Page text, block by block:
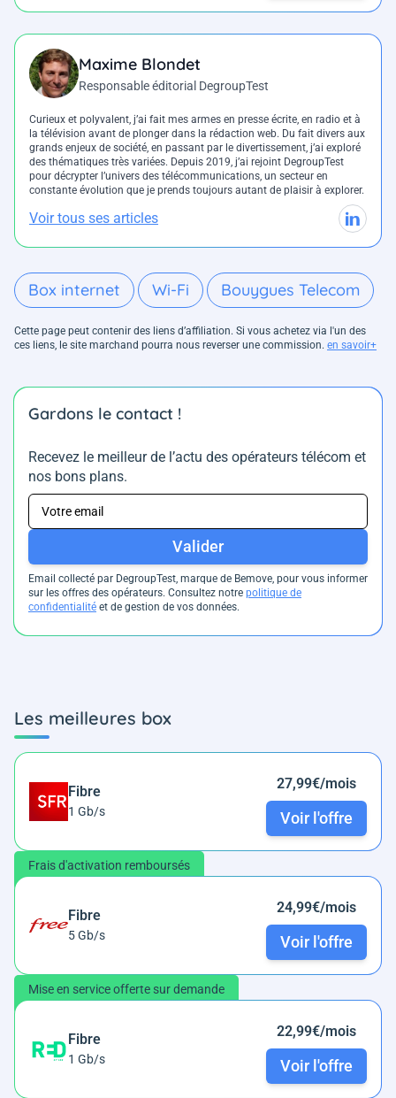
Maxime Blondet
Responsable éditorial DegroupTest
Curieux et polyvalent, j’ai fait mes armes en presse écrite, en radio et à
la télévision avant de plonger dans la rédaction web. Du fait divers aux
grands enjeux de société, en passant par le divertissement, j’ai exploré
des thématiques très variées. Depuis 2019, j’ai rejoint DegroupTest
pour décrypter l’univers des télécommunications, un secteur en
constante évolution que je prends toujours autant de plaisir à explorer.
Voir tous ses articles
Box internet Wi-Fi Bouygues Telecom
Cette page peut contenir des liens d’affiliation. Si vous achetez via l'un des
ces liens, le site marchand pourra nous reverser une commission. en savoir+
Gardons le contact !
Recevez le meilleur de l’actu des opérateurs télécom et
nos bons plans.
Valider
Email collecté par DegroupTest, marque de Bemove, pour vous informer
sur les offres des opérateurs. Consultez notre politique de
confidentialité et de gestion de vos données.
Les meilleures box
Fibre
1 Gb/s
27,99€/mois
Voir l'offre
Frais d'activation remboursés
Fibre
5 Gb/s
24,99€/mois
Voir l'offre
Mise en service offerte sur demande
Fibre
1 Gb/s
22,99€/mois
Voir l'offre